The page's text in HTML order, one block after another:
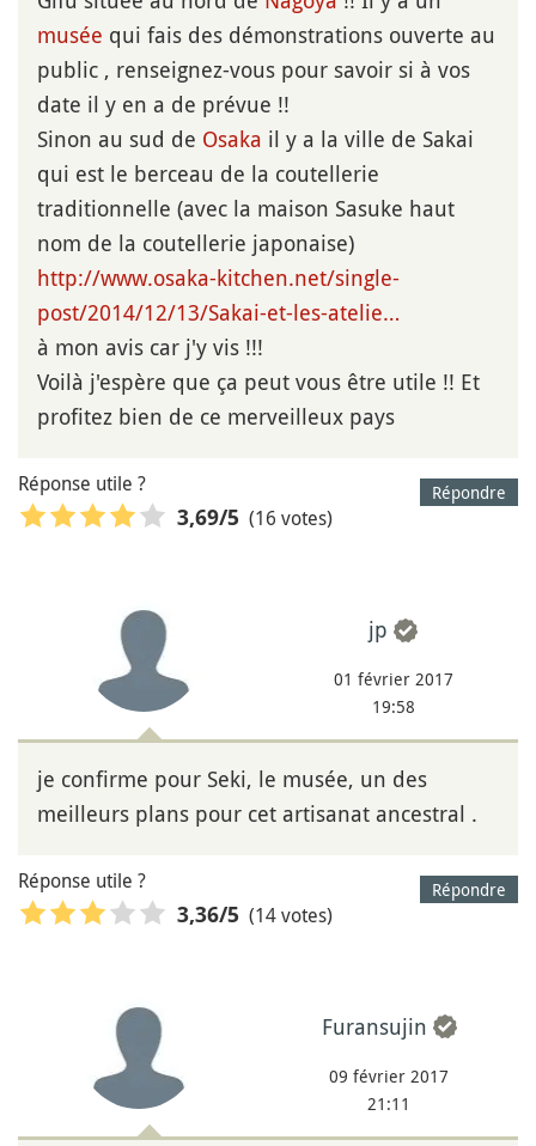
musée qui fais des démonstrations ouverte au
public , renseignez-vous pour savoir si à vos
date il y en a de prévue !!
Sinon au sud de Osaka il y a la ville de Sakai
qui est le berceau de la coutellerie
traditionnelle (avec la maison Sasuke haut
nom de la coutellerie japonaise)
http://www.osaka-kitchen.net/single-
post/2014/12/13/Sakai-et-les-atelie…
à mon avis car j'y vis !!!
Voilà j'espère que ça peut vous être utile !! Et
profitez bien de ce merveilleux pays
Répondre
Réponse utile ?
3,69/5 (16 votes)
jp
01 février 2017
19:58
je confirme pour Seki, le musée, un des
meilleurs plans pour cet artisanat ancestral .
Répondre
Réponse utile ?
3,36/5 (14 votes)
Furansujin
09 février 2017
21:11